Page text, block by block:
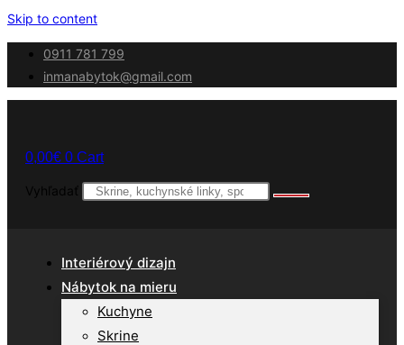
Skip to content
0911 781 799
inmanabytok@gmail.com
0,00€ 0 Cart
Vyhľadať
Interiérový dizajn
Nábytok na mieru
Kuchyne
Skrine